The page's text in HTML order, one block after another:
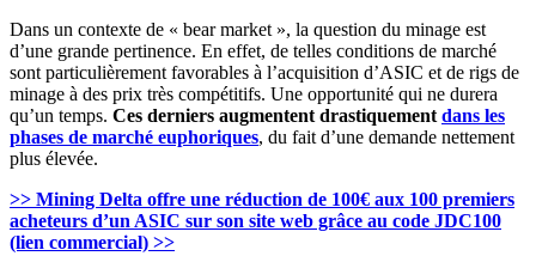
Dans un contexte de « bear market », la question du minage est
d’une grande pertinence. En effet, de telles conditions de marché
sont particulièrement favorables à l’acquisition d’ASIC et de rigs de
minage à des prix très compétitifs. Une opportunité qui ne durera
qu’un temps. Ces derniers augmentent drastiquement dans les
phases de marché euphoriques, du fait d’une demande nettement
plus élevée.
>> Mining Delta offre une réduction de 100€ aux 100 premiers
acheteurs d’un ASIC sur son site web grâce au code JDC100
(lien commercial) >>